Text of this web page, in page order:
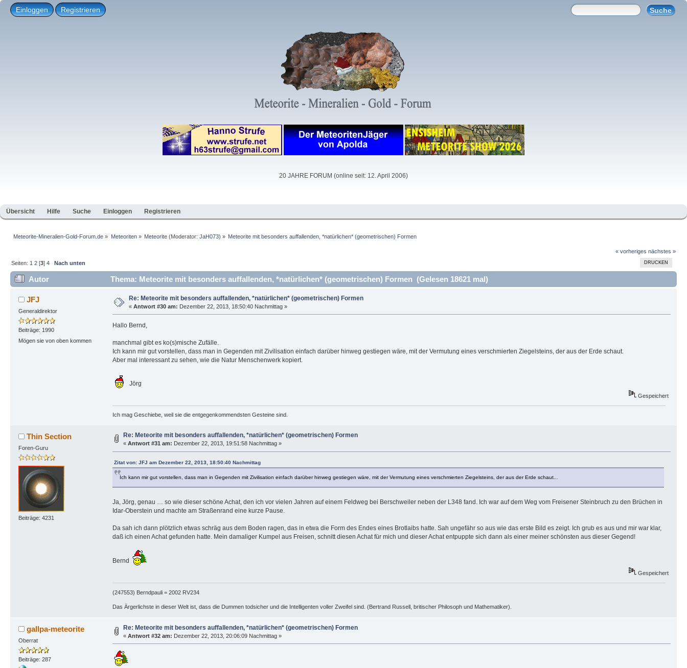
Einloggen Registrieren
20 JAHRE FORUM (online seit: 12. April 2006)
Übersicht Hilfe Suche Einloggen Registrieren
Meteorite-Mineralien-Gold-Forum.de » Meteoriten» Meteorite(Moderator: JaH073) » Meteorite mit besonders auffallenden, *natürlichen* (geometrischen) Formen
« vorheriges nächstes »
DRUCKEN
Seiten: 1 2 [3]4 Nach unten
Autor Thema: Meteorite mit besonders auffallenden, *natürlichen* (geometrischen) Formen (Gelesen 18621 mal)
JFJ
Generaldirektor
Beiträge: 1990
Mögen sie von oben kommen
Re: Meteorite mit besonders auffallenden, *natürlichen* (geometrischen) Formen
« Antwort #30 am: Dezember 22, 2013, 18:50:40 Nachmittag »
Hallo Bernd,
manchmal gibt es ko(s)mische Zufälle.
Ich kann mir gut vorstellen, dass man in Gegenden mit Zivilisation einfach darüber hinweg gestiegen wäre, mit der Vermutung eines verschmierten Ziegelsteins, der aus der Erde schaut.
Aber mal interessant zu sehen, wie die Natur Menschenwerk kopiert.
Jörg
Gespeichert
Ich mag Geschiebe, weil sie die entgegenkommendsten Gesteine sind.
Thin Section
Foren-Guru
Beiträge: 4231
Re: Meteorite mit besonders auffallenden, *natürlichen* (geometrischen) Formen
« Antwort #31 am: Dezember 22, 2013, 19:51:58 Nachmittag »
Zitat von: JFJ am Dezember 22, 2013, 18:50:40 Nachmittag
Ich kann mir gut vorstellen, dass man in Gegenden mit Zivilisation einfach darüber hinweg gestiegen wäre, mit der Vermutung eines verschmierten Ziegelsteins, der aus der Erde schaut...
Ja, Jörg, genau … so wie dieser schöne Achat, den ich vor vielen Jahren auf einem Feldweg bei Berschweiler neben der L348 fand. Ich war auf dem Weg vom Freisener Steinbruch zu den Brüchen in
Idar-Oberstein und machte am Straßenrand eine kurze Pause.
Da sah ich dann plötzlich etwas schräg aus dem Boden ragen, das in etwa die Form des Endes eines Brotlaibs hatte. Sah ungefähr so aus wie das erste Bild es zeigt. Ich grub es aus und mir war klar,
daß ich einen Achat gefunden hatte. Mein damaliger Kumpel aus Freisen, schnitt diesen Achat für mich und dieser Achat entpuppte sich dann als einer meiner schönsten aus dieser Gegend!
Bernd
Gespeichert
(247553) Berndpauli = 2002 RV234
Das Ärgerlichste in dieser Welt ist, dass die Dummen todsicher und die Intelligenten voller Zweifel sind. (Bertrand Russell, britischer Philosoph und Mathematiker).
gallpa-meteorite
Oberrat
Beiträge: 287
Re: Meteorite mit besonders auffallenden, *natürlichen* (geometrischen) Formen
« Antwort #32 am: Dezember 22, 2013, 20:06:09 Nachmittag »